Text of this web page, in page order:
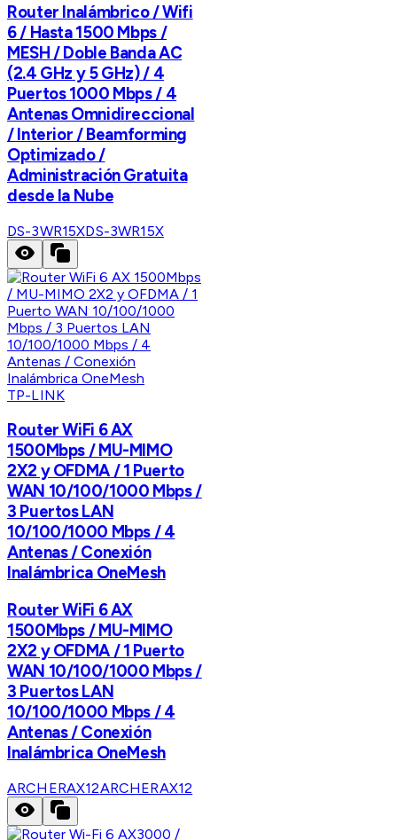
Router Inalámbrico / Wifi
6 / Hasta 1500 Mbps /
MESH / Doble Banda AC
(2.4 GHz y 5 GHz) / 4
Puertos 1000 Mbps / 4
Antenas Omnidireccional
/ Interior / Beamforming
Optimizado /
Administración Gratuita
desde la Nube
DS-3WR15XDS-3WR15X
TP-LINK
Router WiFi 6 AX
1500Mbps / MU-MIMO
2X2 y OFDMA / 1 Puerto
WAN 10/100/1000 Mbps /
3 Puertos LAN
10/100/1000 Mbps / 4
Antenas / Conexión
Inalámbrica OneMesh
Router WiFi 6 AX
1500Mbps / MU-MIMO
2X2 y OFDMA / 1 Puerto
WAN 10/100/1000 Mbps /
3 Puertos LAN
10/100/1000 Mbps / 4
Antenas / Conexión
Inalámbrica OneMesh
ARCHERAX12ARCHERAX12